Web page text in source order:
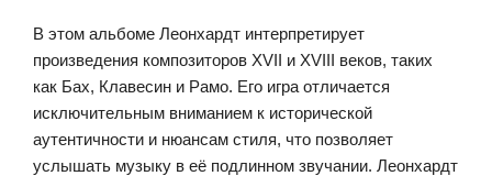
В этом альбоме Леонхардт интерпретирует
произведения композиторов XVII и XVIII веков, таких
как Бах, Клавесин и Рамо. Его игра отличается
исключительным вниманием к исторической
аутентичности и нюансам стиля, что позволяет
услышать музыку в её подлинном звучании. Леонхардт